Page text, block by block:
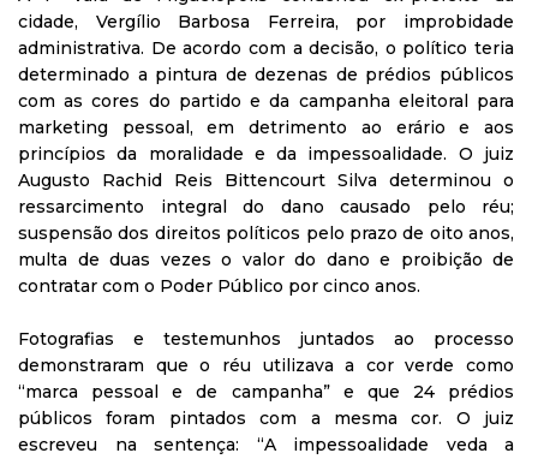
cidade, Vergílio Barbosa Ferreira, por improbidade
administrativa. De acordo com a decisão, o político teria
determinado a pintura de dezenas de prédios públicos
com as cores do partido e da campanha eleitoral para
marketing pessoal, em detrimento ao erário e aos
princípios da moralidade e da impessoalidade. O juiz
Augusto Rachid Reis Bittencourt Silva determinou o
ressarcimento integral do dano causado pelo réu;
suspensão dos direitos políticos pelo prazo de oito anos,
multa de duas vezes o valor do dano e proibição de
contratar com o Poder Público por cinco anos.
Fotografias e testemunhos juntados ao processo
demonstraram que o réu utilizava a cor verde como
“marca pessoal e de campanha” e que 24 prédios
públicos foram pintados com a mesma cor. O juiz
escreveu na sentença: “A impessoalidade veda a